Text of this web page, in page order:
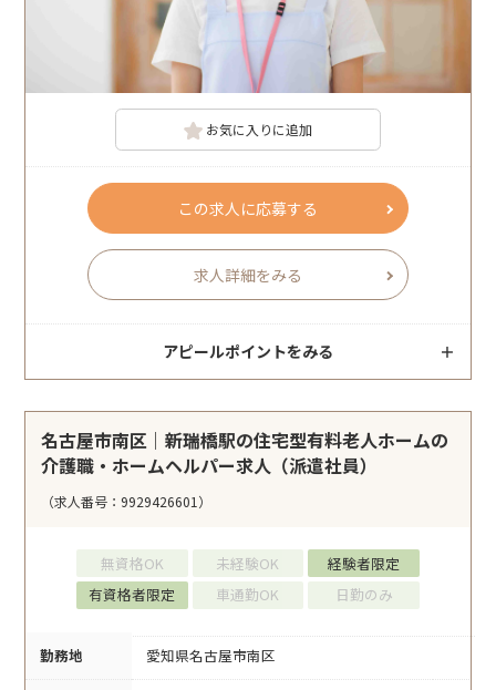
お気に入りに追加
この求人に応募する
求人詳細をみる
アピールポイントをみる
名古屋市南区｜新瑞橋駅の住宅型有料老人ホームの
介護職・ホームヘルパー求人（派遣社員）
（求人番号：9929426601）
無資格OK 未経験OK
経験者限定
有資格者限定
車通勤OK 日勤のみ
勤務地 愛知県名古屋市南区